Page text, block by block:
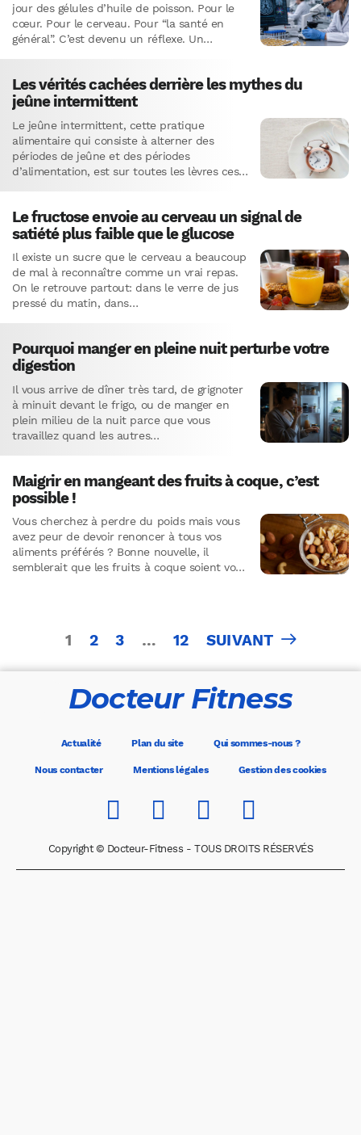
jour des gélules d’huile de poisson. Pour le
cœur. Pour le cerveau. Pour “la santé en
général”. C’est devenu un réflexe. Un
Les vérités cachées derrière les mythes du
jeûne intermittent
Le jeûne intermittent, cette pratique
alimentaire qui consiste à alterner des
périodes de jeûne et des périodes
d’alimentation, est sur toutes les lèvres ces
Le fructose envoie au cerveau un signal de
satiété plus faible que le glucose
Il existe un sucre que le cerveau a beaucoup
de mal à reconnaître comme un vrai repas.
On le retrouve partout: dans le verre de jus
pressé du matin, dans…
Pourquoi manger en pleine nuit perturbe votre
digestion
Il vous arrive de dîner très tard, de grignoter
à minuit devant le frigo, ou de manger en
plein milieu de la nuit parce que vous
travaillez quand les autres…
Maigrir en mangeant des fruits à coque, c’est
possible !
Vous cherchez à perdre du poids mais vous
avez peur de devoir renoncer à tous vos
aliments préférés ? Bonne nouvelle, il
semblerait que les fruits à coque soient vos
des
publications
1 2 3 … 12 SUIVANT
Docteur Fitness
Actualité Plan du site Qui sommes-nous ?
Nous contacter Mentions légales Gestion des cookies
Copyright © Docteur-Fitness - TOUS DROITS RÉSERVÉS